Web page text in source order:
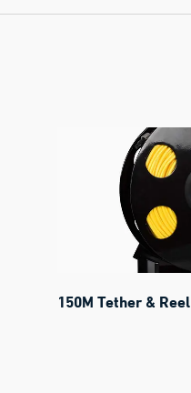
150M Tether & Reel